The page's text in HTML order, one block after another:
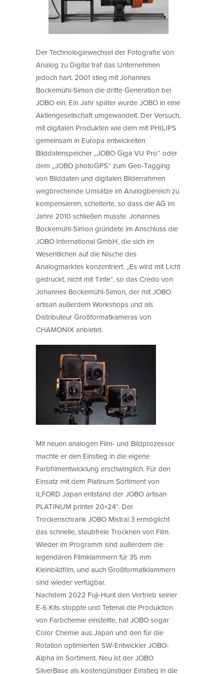
Der Technologiewechsel der Fotografie von
Analog zu Digital traf das Unternehmen
jedoch hart. 2001 stieg mit Johannes
Bockemühl-Simon die dritte Generation bei
JOBO ein. Ein Jahr später wurde JOBO in eine
Aktiengesellschaft umgewandelt. Der Versuch,
mit digitalen Produkten wie dem mit PHILIPS
gemeinsam in Europa entwickelten
Bilddatenspeicher „JOBO Giga VU Pro“ oder
dem „JOBO photoGPS“ zum Geo-Tagging
von Bilddaten und digitalen Bilderrahmen
wegbrechende Umsätze im Analogbereich zu
kompensieren, scheiterte, so dass die AG im
Jahre 2010 schließen musste. Johannes
Bockemühl-Simon gründete im Anschluss die
JOBO International GmbH, die sich im
Wesentlichen auf die Nische des
Analogmarktes konzentriert. „Es wird mit Licht
gedruckt, nicht mit Tinte“, so das Credo von
Johannes Bockemühl-Simon, der mit JOBO
artisan außerdem Workshops und als
Distributeur Großformatkameras von
CHAMONIX anbietet.
Mit neuen analogen Film- und Bildprozessor
machte er den Einstieg in die eigene
Farbfilmentwicklung erschwinglich. Für den
Einsatz mit dem Platinum Sortiment von
ILFORD Japan entstand der JOBO artisan
PLATINUM printer 20×24“. Der
Trockenschrank JOBO Mistral 3 ermöglicht
das schnelle, staubfreie Trocknen von Film.
Wieder im Programm sind außerdem die
legendären Filmklammern für 35 mm
Kleinbildfilm, und auch Großformatklammern
sind wieder verfügbar.
Nachdem 2022 Fuji-Hunt den Vertrieb seiner
E-6 Kits stoppte und Tetenal die Produktion
von Farbchemie einstellte, hat JOBO sogar
Color Chemie aus Japan und den für die
Rotation optimierten SW-Entwickler JOBO-
Alpha im Sortiment. Neu ist der JOBO
SilverBase als kostengünstiger Einstieg in die